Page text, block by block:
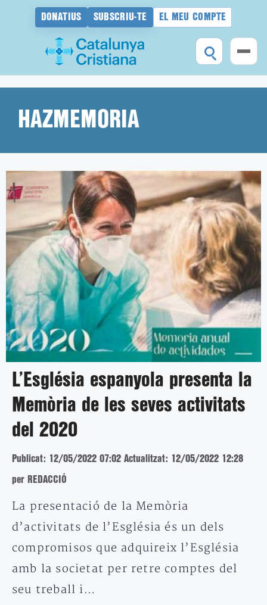
DONATIUS SUBSCRIU-TE EL MEU COMPTE
contingutHAZMEMORIA
L’Església espanyola presenta la
Memòria de les seves activitats
del 2020
Publicat: 12/05/2022 07:02 Actualitzat: 12/05/2022 12:28
per REDACCIÓ
La presentació de la Memòria
d’activitats de l’Església és un dels
compromisos que adquireix l’Església
amb la societat per retre comptes del
seu treball i…